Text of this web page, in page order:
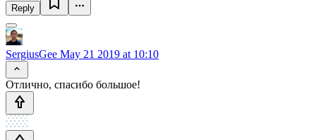
Reply
SergiusGee May 21 2019 at 10:10
Отлично, спасибо большое!